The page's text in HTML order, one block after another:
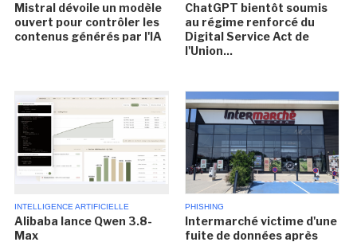
Mistral dévoile un modèle
ouvert pour contrôler les
contenus générés par l'IA
ChatGPT bientôt soumis
au régime renforcé du
Digital Service Act de
l'Union...
INTELLIGENCE ARTIFICIELLE
Alibaba lance Qwen 3.8-
Max
PHISHING
Intermarché victime d'une
fuite de données après